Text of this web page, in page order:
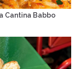
Cantina Babbo